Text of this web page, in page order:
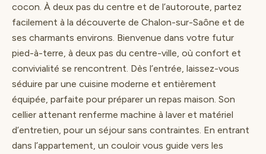
cocon. À deux pas du centre et de l’autoroute, partez
facilement à la découverte de Chalon-sur-Saône et de
ses charmants environs. Bienvenue dans votre futur
pied-à-terre, à deux pas du centre-ville, où confort et
convivialité se rencontrent. Dès l’entrée, laissez-vous
séduire par une cuisine moderne et entièrement
équipée, parfaite pour préparer un repas maison. Son
cellier attenant renferme machine à laver et matériel
d’entretien, pour un séjour sans contraintes. En entrant
dans l’appartement, un couloir vous guide vers les